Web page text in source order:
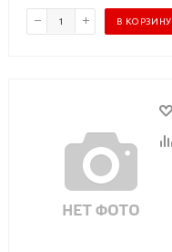
В КОРЗИНУ